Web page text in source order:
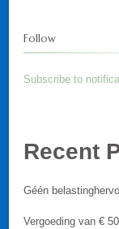
Follow
Subscribe to
Recent
Géén
Vergoeding van €